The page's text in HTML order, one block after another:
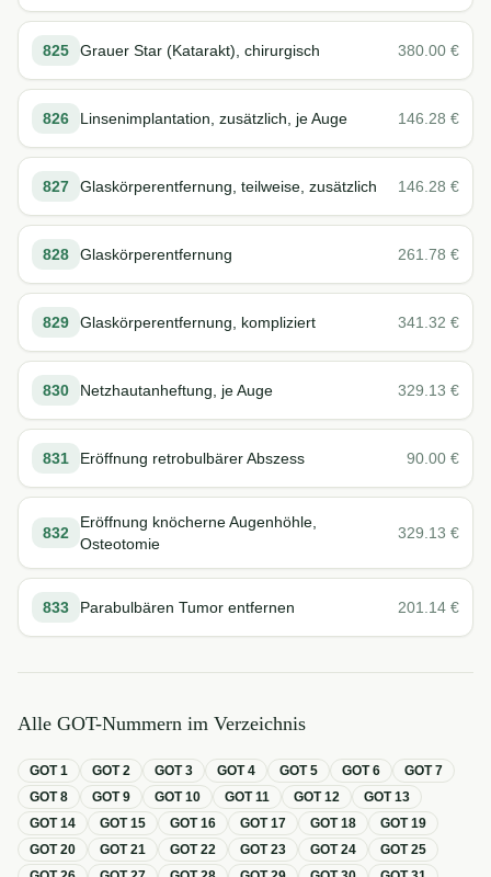
825 Grauer Star (Katarakt), chirurgisch 380.00 €
826 Linsenimplantation, zusätzlich, je Auge 146.28 €
827 Glaskörperentfernung, teilweise, zusätzlich 146.28 €
828 Glaskörperentfernung 261.78 €
829 Glaskörperentfernung, kompliziert 341.32 €
830 Netzhautanheftung, je Auge 329.13 €
831 Eröffnung retrobulbärer Abszess 90.00 €
832
Eröffnung knöcherne Augenhöhle,
Osteotomie
329.13 €
833 Parabulbären Tumor entfernen 201.14 €
Alle GOT-Nummern im Verzeichnis
GOT1 GOT2 GOT3 GOT4 GOT5 GOT6 GOT7
GOT8 GOT9 GOT10 GOT11 GOT12 GOT13
GOT14 GOT15 GOT16 GOT17 GOT18 GOT19
GOT20 GOT21 GOT22 GOT23 GOT24 GOT25